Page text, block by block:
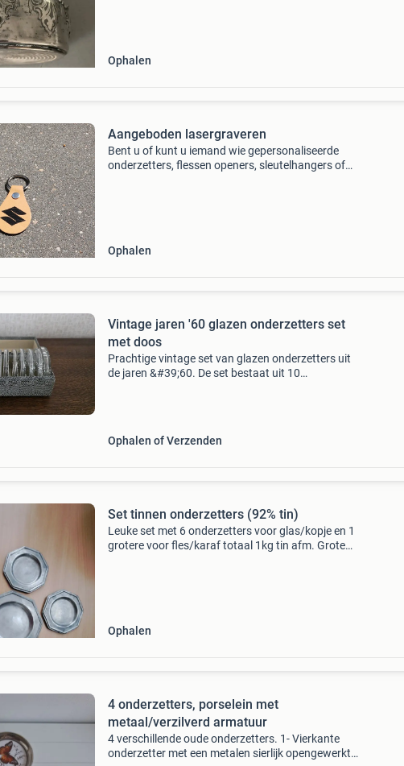
Ophalen
Aangeboden lasergraveren
Bent u of kunt u iemand wie gepersonaliseerde
onderzetters, flessen openers, sleutelhangers of
Ophalen
Vintage jaren '60 glazen onderzetters set
met doos
Prachtige vintage set van glazen onderzetters uit
de jaren &#39;60. De set bestaat uit 10
Ophalen of Verzenden
Set tinnen onderzetters (92% tin)
Leuke set met 6 onderzetters voor glas/kopje en 1
grotere voor fles/karaf totaal 1kg tin afm. Grote
Ophalen
4 onderzetters, porselein met
metaal/verzilverd armatuur
4 verschillende oude onderzetters. 1- Vierkante
onderzetter met een metalen sierlijk opengewerkte